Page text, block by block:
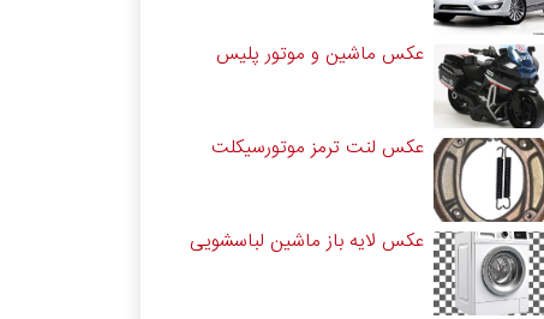
عکس ماشین و موتور پلیس
عکس لنت ترمز موتورسیکلت
عکس لایه باز ماشین لباسشویی